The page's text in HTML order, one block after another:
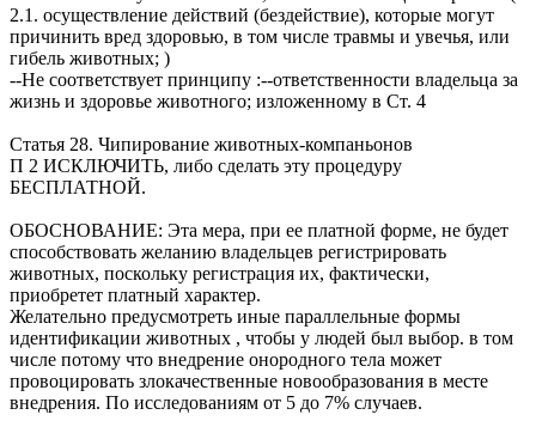
2.1. осуществление действий (бездействие), которые могут
причинить вред здоровью, в том числе травмы и увечья, или
гибель животных; )
--Не соответствует принципу :--ответственности владельца за
жизнь и здоровье животного; изложенному в Ст. 4
Статья 28. Чипирование животных-компаньонов
П 2 ИСКЛЮЧИТЬ, либо сделать эту процедуру
БЕСПЛАТНОЙ.
ОБОСНОВАНИЕ: Эта мера, при ее платной форме, не будет
способствовать желанию владельцев регистрировать
животных, поскольку регистрация их, фактически,
приобретет платный характер.
Желательно предусмотреть иные параллельные формы
идентификации животных , чтобы у людей был выбор. в том
числе потому что внедрение онородного тела может
провоцировать злокачественные новообразования в месте
внедрения. По исследованиям от 5 до 7% случаев.